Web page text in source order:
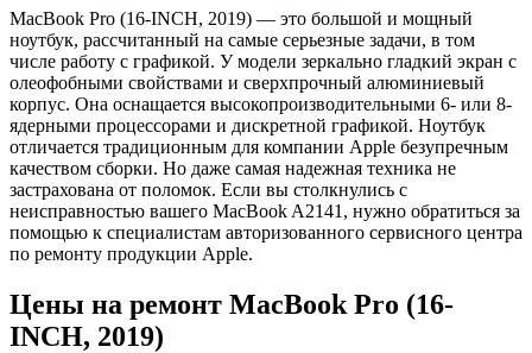
MacBook Pro (16-INCH, 2019) — это большой и мощный
ноутбук, рассчитанный на самые серьезные задачи, в том
числе работу с графикой. У модели зеркально гладкий экран с
олеофобными свойствами и сверхпрочный алюминиевый
корпус. Она оснащается высокопроизводительными 6- или 8-
ядерными процессорами и дискретной графикой. Ноутбук
отличается традиционным для компании Apple безупречным
качеством сборки. Но даже самая надежная техника не
застрахована от поломок. Если вы столкнулись с
неисправностью вашего MacBook A2141, нужно обратиться за
помощью к специалистам авторизованного сервисного центра
по ремонту продукции Apple.
Цены на ремонт MacBook Pro (16-
INCH, 2019)